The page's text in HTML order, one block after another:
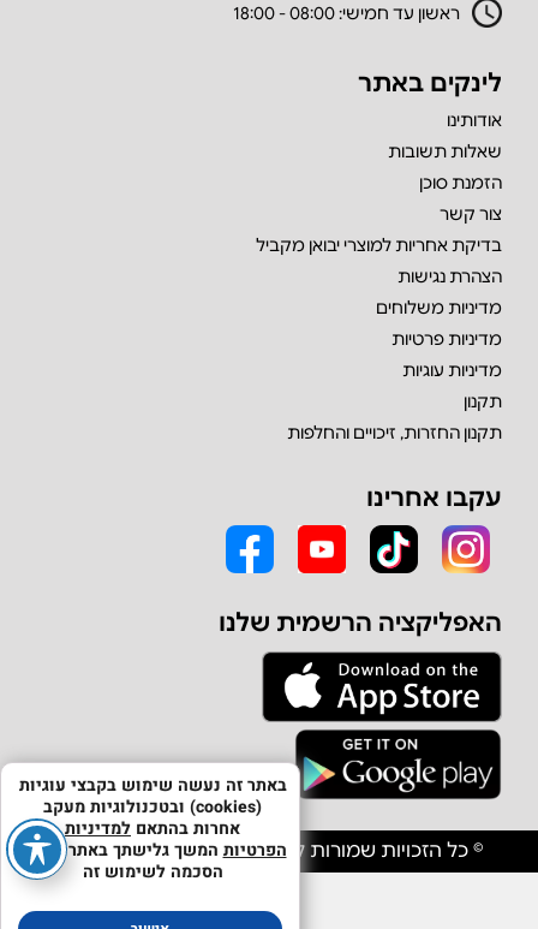
ראשון עד חמישי: 08:00 - 18:00
לינקים באתר
אודותינו
שאלות תשובות
הזמנת סוכן
צור קשר
בדיקת אחריות למוצרי יבואן מקביל
הצהרת נגישות
מדיניות משלוחים
מדיניות פרטיות
מדיניות עוגיות
תקנון
תקנון החזרות, זיכויים והחלפות
עקבו אחרינו
האפליקציה הרשמית שלנו
© כל הזכויות שמורות לחברת אולפון יבוא וסחר בע"מ
באתר זה נעשה שימוש בקבצי עוגיות
(cookies) ובטכנולוגיות מעקב
אחרות בהתאם למדיניות
הפרטיות המשך גלישתך באתר מהווה
הסכמה לשימוש זה